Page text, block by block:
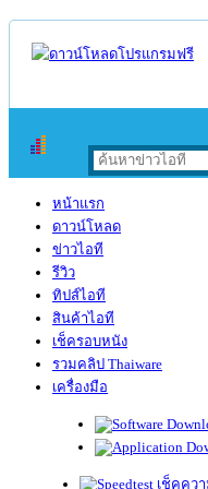
หน้าแรก
ดาวน์โหลด
ข่าวไอที
รีวิว
ทิปส์ไอที
สินค้าไอที
เช็ครอบหนัง
รวมคลิป Thaiware
เครื่องมือ
เช็คควา